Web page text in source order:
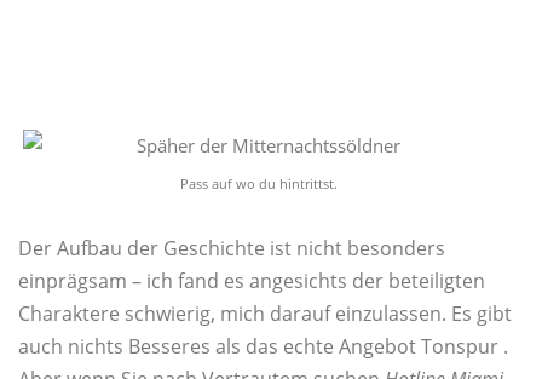
Pass auf wo du hintrittst.
Der Aufbau der Geschichte ist nicht besonders
einprägsam – ich fand es angesichts der beteiligten
Charaktere schwierig, mich darauf einzulassen. Es gibt
auch nichts Besseres als das echte Angebot Tonspur .